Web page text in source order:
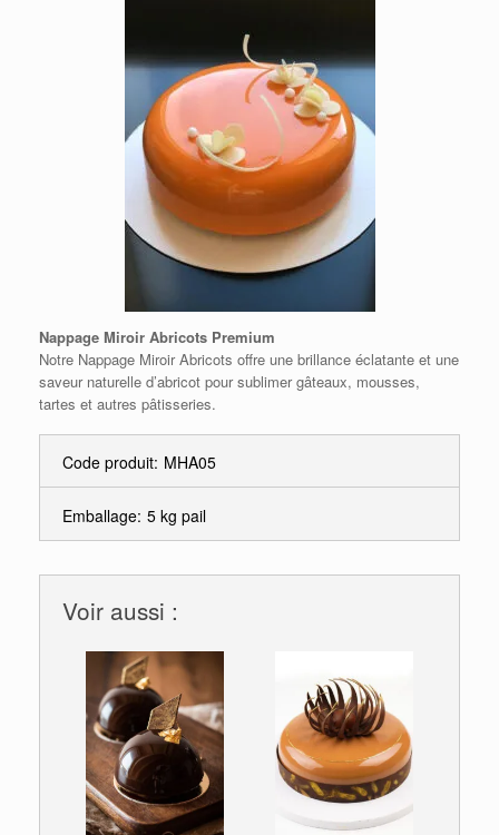
Nappage Miroir Abricots Premium
Notre Nappage Miroir Abricots offre une brillance éclatante et une
saveur naturelle d’abricot pour sublimer gâteaux, mousses,
tartes et autres pâtisseries.
Code produit: MHA05
Emballage: 5 kg pail
Voir aussi :